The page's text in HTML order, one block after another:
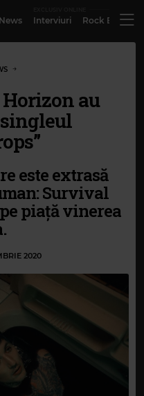
Interviuri Rock
au
este extrasă
Survival
piață vinerea
2020